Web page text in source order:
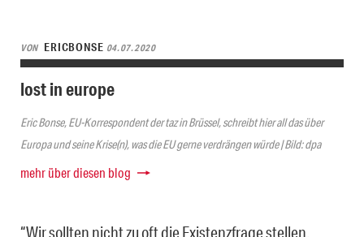
VON ERICBONSE 04.07.2020
lost in europe
Eric Bonse, EU-Korrespondent der taz in Brüssel, schreibt hier all das über
Europa und seine Krise(n), was die EU gerne verdrängen würde | Bild: dpa
mehr über diesen blog
“Wir sollten nicht zu oft die Existenzfrage stellen,